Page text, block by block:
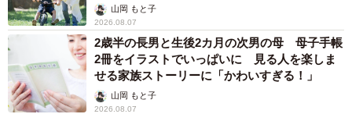
3/9
オムツで遊ぶの楽しい〜！（提供：@sattun042さん）
へんが…
山岡 もと子
2026.08.07
2歳半の長男と生後2カ月の次男の母 母子手帳
2冊をイラストでいっぱいに 見る人を楽しま
せる家族ストーリーに「かわいすぎる！」
山岡 もと子
2026.08.07